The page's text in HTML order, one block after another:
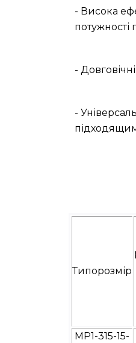
- Висока
потужності
-
-
Типорозмір
МР1-315-15-